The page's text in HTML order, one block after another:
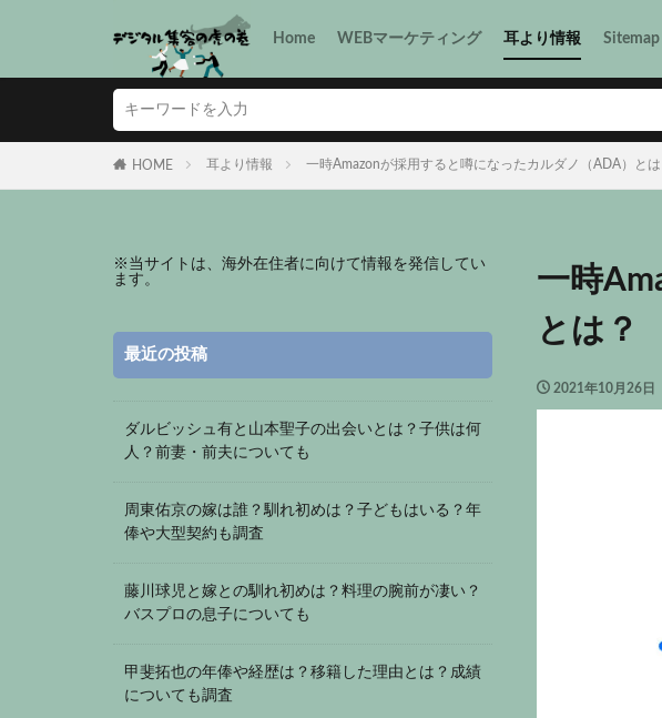
Home WEBマーケティング 耳より情報 Sitemap
HOME 耳より情報 一時Amazonが採用すると噂になったカルダノ（ADA）とは
一時
とは？
2021年10月26日
※ 当サイトは、海外在住者に向けて情報を発信してい
ます。
最近の投稿
ダルビッシュ有と山本聖子の出会いとは？子供は何
人？前妻・前夫についても
周東佑京の嫁は誰？馴れ初めは？子どもはいる？年
俸や大型契約も調査
藤川球児と嫁との馴れ初めは？料理の腕前が凄い？
バスプロの息子についても
甲斐拓也の年俸や経歴は？移籍した理由とは？成績
についても調査